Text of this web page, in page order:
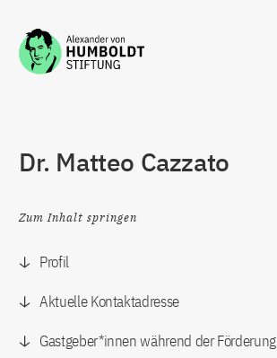
Zum Inhalt springen
Dr. Matteo Cazzato
Zum Inhalt springen
Profil
Aktuelle Kontaktadresse
Gastgeber*innen während der Förderung